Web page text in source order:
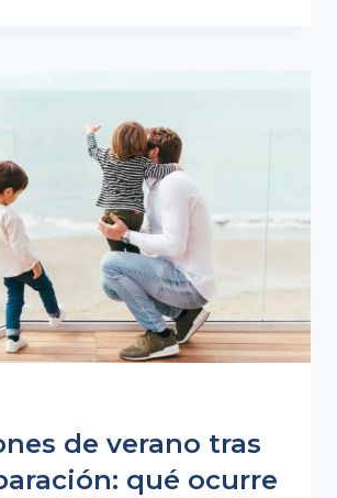
de verano tras
qué ocurre